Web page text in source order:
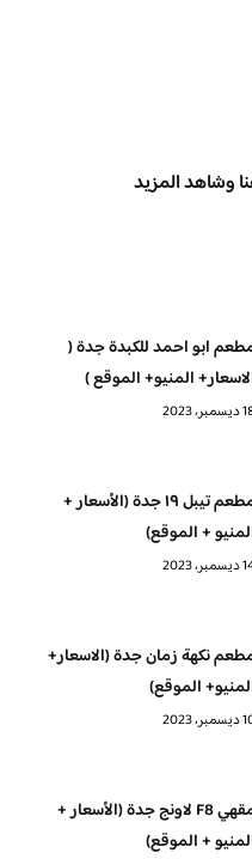
وشاهد المزيد
ابو احمد للكبدة جدة (
المنيو+ الموقع )
2023
مطعم تيبل ١٩ جدة (الأسعار +
+ الموقع)
2023
نكهة زمان جدة (الاسعار+
الموقع)
2023
مقهي F8 لاونج جدة (الأسعار +
+ الموقع)